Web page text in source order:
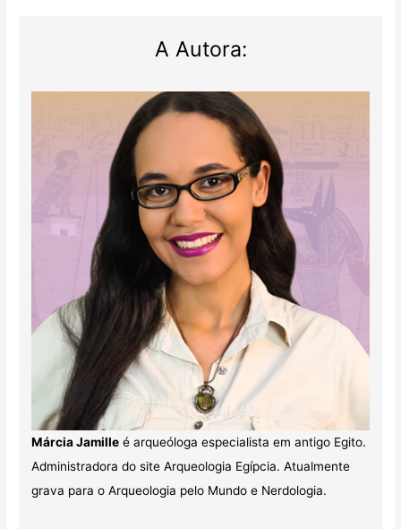
A Autora:
Márcia Jamilleé arqueóloga especialista em antigo Egito.
Administradora do site Arqueologia Egípcia. Atualmente
grava para o Arqueologia pelo Mundo e Nerdologia.